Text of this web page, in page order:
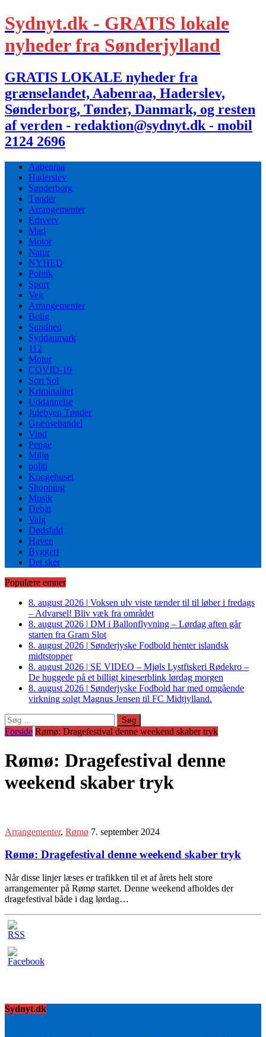
Sydnyt.dk - GRATIS lokale
nyheder fra Sønderjylland
GRATIS LOKALE nyheder fra
grænselandet, Aabenraa, Haderslev,
Sønderborg, Tønder, Danmark, og resten
af verden - redaktion@sydnyt.dk - mobil
2124 2696
Aabenraa
Haderslev
Sønderborg
Tønder
Arrangementer
Erhverv
Mad
Motor
Natur
NYHED
Politik
Sport
Vejr
Arrangementer
Bolig
Sundhed
Syddanmark
112
Motor
COVID-19
Sort Sol
Kriminalitet
Uddannelse
Julebyen Tønder
Grænsehandel
Vind
Penge
Miljø
politi
Kongehuset
Shopping
Musik
Debat
Valg
Dødsfald
Haven
Byggeri
Det sker
Populære emner
8. august 2026 | Voksen ulv viste tænder til til løber i fredags
– Advarsel! Bliv væk fra området
8. august 2026 | DM i Ballonflyvning – Lørdag aften går
starten fra Gram Slot
8. august 2026 | Sønderjyske Fodbold henter islandsk
midtstopper
8. august 2026 | SE VIDEO – Mjøls Lystfiskeri Rødekro –
De huggede på et billigt kineserblink lørdag morgen
8. august 2026 | Sønderjyske Fodbold har med omgående
virkning solgt Magnus Jensen til FC Midtjylland.
Søg
efter:
Forside Rømø: Dragefestival denne weekend skaber tryk
Rømø: Dragefestival denne
weekend skaber tryk
Arrangementer, Rømø 7. september 2024
Rømø: Dragefestival denne weekend skaber tryk
Når disse linjer læses er trafikken til et af årets helt store
arrangementer på Rømø startet. Denne weekend afholdes der
dragefestival både i dag lørdag…
Sydnyt.dk